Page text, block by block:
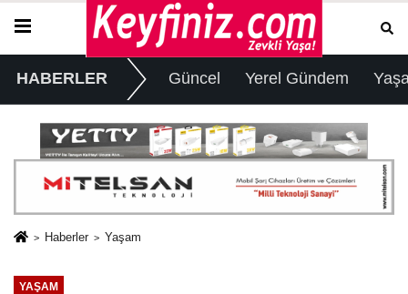
HABERLER Güncel Yerel Gündem
Haberler Yaşam
YAŞAM